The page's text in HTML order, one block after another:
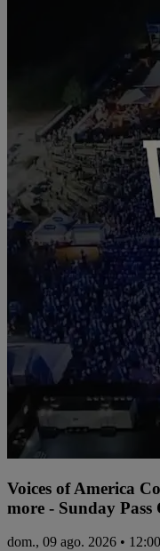
Voices of America
more - Sunday Pass
dom., 09 ago. 2026 • 12:00